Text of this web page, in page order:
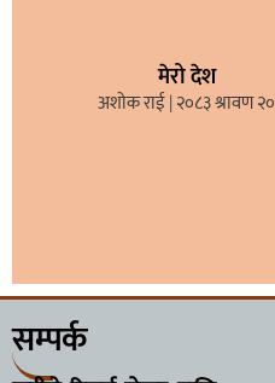
मेरो देश
अशोक राई २०८३ श्रावण २०
सम्पर्क